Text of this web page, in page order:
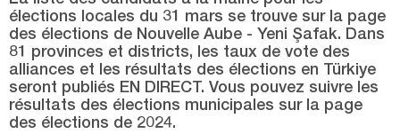
ERBAA
GÖKAL
GÖKÇELİ
GÖLGELİ
élections locales du 31 mars se trouve sur la page
des élections de Nouvelle Aube - Yeni Şafak. Dans
81 provinces et districts, les taux de vote des
alliances et les résultats des élections en Türkiye
seront publiés EN DIRECT. Vous pouvez suivre les
résultats des élections municipales sur la page
des élections de 2024.